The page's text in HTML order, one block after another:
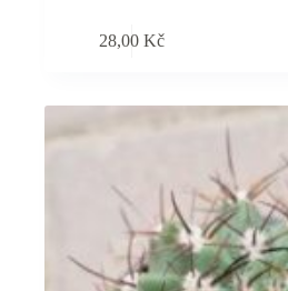
28,00Kč